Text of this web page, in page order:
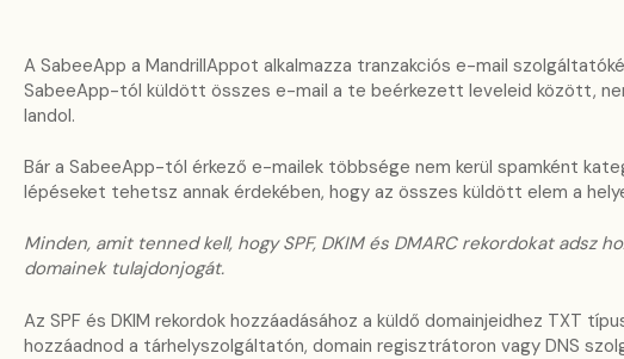
A SabeeApp a MandrillAppot alkalmazza tranzakciós e-mail
SabeeApp-tól küldött összes e-mail a te beérkezett leveleid között,
landol.
Bár a SabeeApp-tól érkező e-mailek többsége nem kerül spamként
lépéseket tehetsz annak érdekében, hogy az összes küldött elem a
Minden, amit tenned kell, hogy SPF, DKIM és DMARC rekordokat adsz
domainek tulajdonjogát.
Az SPF és DKIM rekordok hozzáadásához a küldő domainjeidhez TXT
hozzáadnod a tárhelyszolgáltatón, domain regisztrátoron vagy DNS